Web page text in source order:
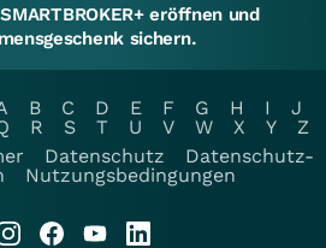
eröffnen und
sichern.
B C D E F G H I
J
R S T U V W X Y
Z
Datenschutz
Datenschutz-
Nutzungsbedingungen